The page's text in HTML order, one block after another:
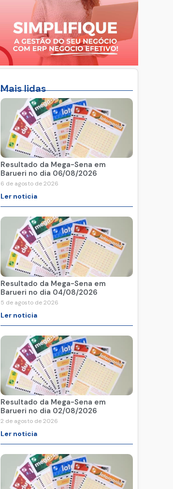
Mais lidas
Resultado da Mega-Sena em
Barueri no dia 06/08/2026
6 de agosto de 2026
Ler noticia
Resultado da Mega-Sena em
Barueri no dia 04/08/2026
5 de agosto de 2026
Ler noticia
Resultado da Mega-Sena em
Barueri no dia 02/08/2026
2 de agosto de 2026
Ler noticia